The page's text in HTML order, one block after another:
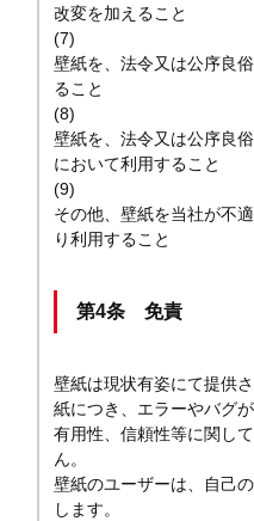
改変を加えること
(7)
壁紙を、法令又は公序良
ること
(8)
壁紙を、法令又は公序良
において利用すること
(9)
その他、壁紙を当社が不
り利用すること
第4条 免責
壁紙は現状有姿にて提供
紙につき、エラーやバグ
有用性、信頼性等に関し
ん。
壁紙のユーザーは、自己
します。